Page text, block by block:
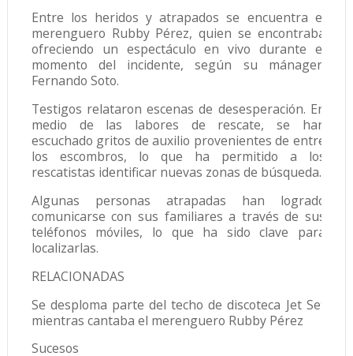
Entre los heridos y atrapados se encuentra el
merenguero Rubby Pérez, quien se encontraba
ofreciendo un espectáculo en vivo durante el
momento del incidente, según su mánager,
Fernando Soto.
Testigos relataron escenas de desesperación. En
medio de las labores de rescate, se han
escuchado gritos de auxilio provenientes de entre
los escombros, lo que ha permitido a los
rescatistas identificar nuevas zonas de búsqueda.
Algunas personas atrapadas han logrado
comunicarse con sus familiares a través de sus
teléfonos móviles, lo que ha sido clave para
localizarlas.
RELACIONADAS
Se desploma parte del techo de discoteca Jet Set
mientras cantaba el merenguero Rubby Pérez
Sucesos